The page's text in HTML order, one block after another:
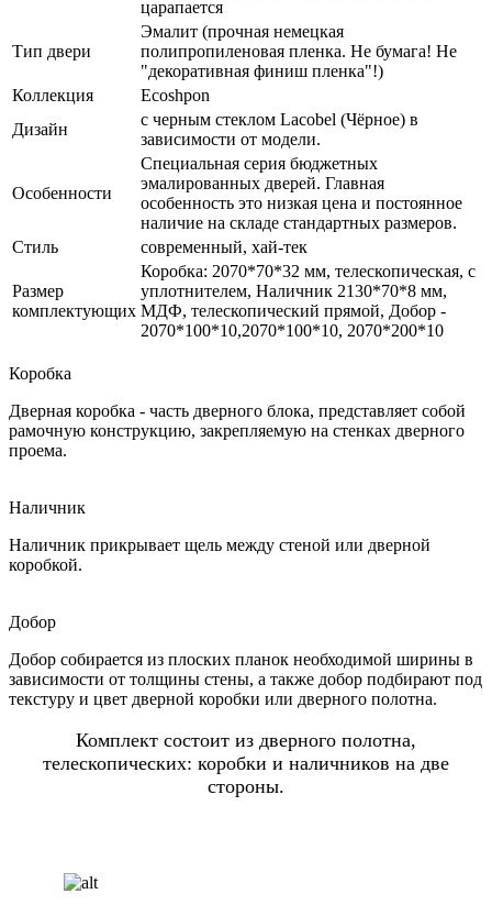
царапается
Тип двери
Эмалит (прочная немецкая
полипропиленовая пленка. Не бумага! Не
"декоративная финиш пленка"!)
Коллекция
Ecoshpon
Дизайн
с черным стеклом Lacobel (Чёрное) в
зависимости от модели.
Особенности
Специальная серия бюджетных
эмалированных дверей. Главная
особенность это низкая цена и постоянное
наличие на складе стандартных размеров.
Стиль
современный, хай-тек
Размер
комплектующих
Коробка: 2070*70*32 мм, телескопическая, с
уплотнителем, Наличник 2130*70*8 мм,
МДФ, телескопический прямой, Добор -
2070*100*10,2070*100*10, 2070*200*10
Коробка
Дверная коробка - часть дверного блока, представляет собой
рамочную конструкцию, закрепляемую на стенках дверного
проема.
Наличник
Наличник прикрывает щель между стеной или дверной
коробкой.
Добор
Добор собирается из плоских планок необходимой ширины в
зависимости от толщины стены, а также добор подбирают под
текстуру и цвет дверной коробки или дверного полотна.
Комплект состоит из дверного полотна,
телескопических: коробки и наличников на две
стороны.